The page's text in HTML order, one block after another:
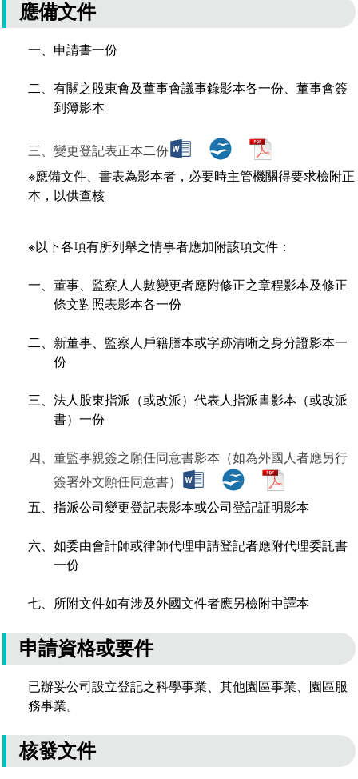
應備文件
一、申請書一份
二、有關之股東會及董事會議事錄影本各一份、董事會簽
到簿影本
三、變更登記表正本二份
※應備文件、書表為影本者，必要時主管機關得要求檢附正
本，以供查核
※以下各項有所列舉之情事者應加附該項文件：
一、董事、監察人人數變更者應附修正之章程影本及修正
條文對照表影本各一份
二、新董事、監察人戶籍謄本或字跡清晰之身分證影本一
份
三、法人股東指派（或改派）代表人指派書影本（或改派
書）一份
四、董監事親簽之願任同意書影本（如為外國人者應另行
簽署外文願任同意書）
五、指派公司變更登記表影本或公司登記証明影本
六、如委由會計師或律師代理申請登記者應附代理委託書
一份
七、所附文件如有涉及外國文件者應另檢附中譯本
申請資格或要件
已辦妥公司設立登記之科學事業、其他園區事業、園區服
務事業。
核發文件